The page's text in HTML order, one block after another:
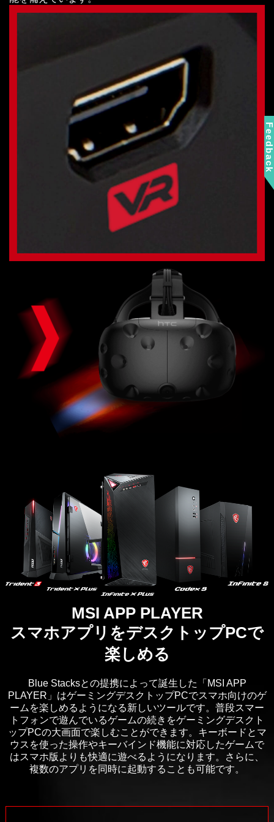
MSI APP PLAYER
スマホアプリをデスクトップPCで
楽しめる
Blue Stacksとの提携によって誕生した「MSI APP
PLAYER」はゲーミングデスクトップPCでスマホ向けのゲ
ームを楽しめるようになる新しいツールです。普段スマー
トフォンで遊んでいるゲームの続きをゲーミングデスクト
ップPCの大画面で楽しむことができます。キーボードとマ
ウスを使った操作やキーバインド機能に対応したゲームで
はスマホ版よりも快適に遊べるようになります。さらに、
複数のアプリを同時に起動することも可能です。
Feedback